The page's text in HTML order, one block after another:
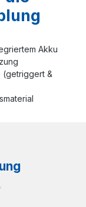
Akku
(getriggert &